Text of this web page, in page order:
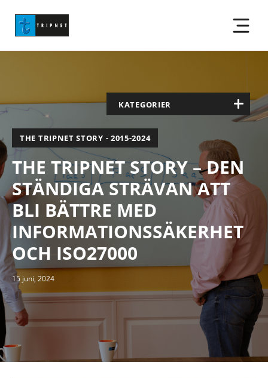
KATEGORIER
THE TRIPNET STORY - 2015-2024
THE TRIPNET STORY – DEN
STÄNDIGA STRÄVAN ATT
BLI BÄTTRE MED
INFORMATIONSSÄKERHET
OCH ISO27000
15 juni, 2024